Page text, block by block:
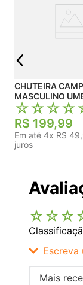
CHUTEIRA
MASCULINO
FOOTBALLER
☆☆☆☆
R$ 199,99
Em até 4x R$ 49,
juros
☆☆☆
Escreva
Mais